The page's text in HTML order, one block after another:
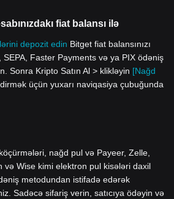
fiat balansı ilə
depozit edin Bitget fiat balansınızı
SEPA, Faster Payments və ya PIX ödəniş
Sonra Kripto Satın Al > klikləyin [Nağd
üçün yuxarı naviqasiya çubuğunda
nağd pul və Payeer, Zelle,
və Wise kimi elektron pul kisələri daxil
metodundan istifadə edərək
Sadəcə sifariş verin, satıcıya ödəyin və